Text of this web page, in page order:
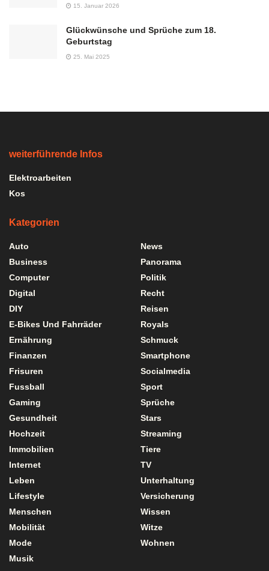
15. Januar 2026
Glückwünsche und Sprüche zum 18.
Geburtstag
25. Mai 2025
weiterführende Infos
Elektroarbeiten
Kos
Kategorien
Auto
Business
Computer
Digital
DIY
E-Bikes Und Fahrräder
Ernährung
Finanzen
Frisuren
Fussball
Gaming
Gesundheit
Hochzeit
Immobilien
Internet
Leben
Lifestyle
Menschen
Mobilität
Mode
Musik
News
Panorama
Politik
Recht
Reisen
Royals
Schmuck
Smartphone
Socialmedia
Sport
Sprüche
Stars
Streaming
Tiere
TV
Unterhaltung
Versicherung
Wissen
Witze
Wohnen